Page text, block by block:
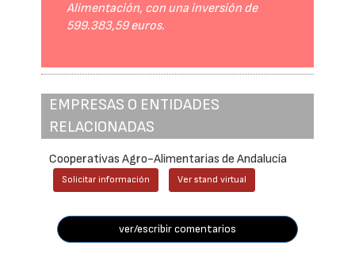
Alimentación, con una inversión de
599.383,59 euros.
EMPRESAS O ENTIDADES
RELACIONADAS
Cooperativas Agro-Alimentarias de Andalucía
Solicitar información Ver stand virtual
ver/escribir comentarios